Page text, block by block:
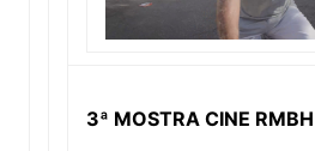
3ª MOSTRA CINE RMBH